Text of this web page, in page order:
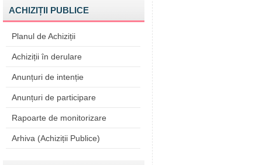
ACHIZIȚII PUBLICE
Planul de Achiziții
Achiziții în derulare
Anunțuri de intenție
Anunțuri de participare
Rapoarte de monitorizare
Arhiva (Achiziții Publice)